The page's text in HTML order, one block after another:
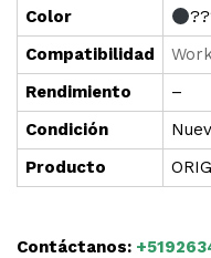
Color
Compatibilidad
Rendimiento
–
Condición
Producto
Contáctanos: